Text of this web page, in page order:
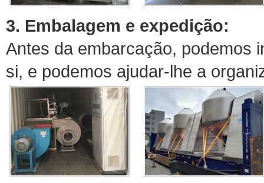
3. Embalagem e expedição:
Antes da embarcação, podemos
si, e podemos ajudar-lhe a